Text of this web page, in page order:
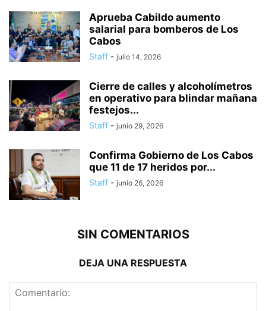
Aprueba Cabildo aumento
salarial para bomberos de Los
Cabos
Staff - julio 14, 2026
Cierre de calles y alcoholímetros
en operativo para blindar mañana
festejos...
Staff - junio 29, 2026
Confirma Gobierno de Los Cabos
que 11 de 17 heridos por...
Staff - junio 26, 2026
SIN COMENTARIOS
DEJA UNA RESPUESTA